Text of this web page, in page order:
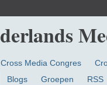
Cross Media Congres
Blogs Groepen RSS